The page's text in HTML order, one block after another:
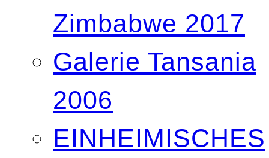
Zimbabwe 2017
Galerie Tansania
2006
EINHEIMISCHES